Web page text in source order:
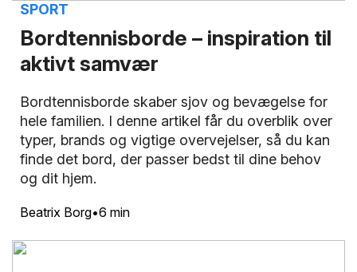
Bordtennisborde – inspiration til
aktivt samvær
SPORT
6 min
Bordtennisborde skaber sjov og bevægelse for
hele familien. I denne artikel får du overblik over
typer, brands og vigtige overvejelser, så du kan
finde det bord, der passer bedst til dine behov
og dit hjem.
Beatrix Borg